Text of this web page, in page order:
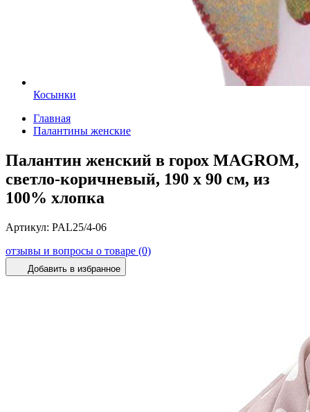
Косынки
Главная
Палантины женские
Палантин женский в горох MAGROM,
светло-коричневый, 190 х 90 см, из
100% хлопка
Артикул: PAL25/4-06
отзывы и вопросы о товаре (0)
Добавить в избранное